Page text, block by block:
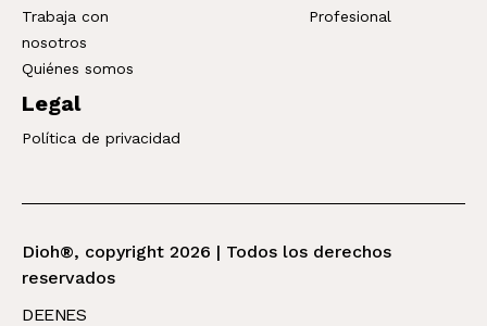
Trabaja con
nosotros
Quiénes somos
Profesional
Legal
Política de privacidad
Dioh®, copyright 2026 | Todos los derechos
reservados
DEENES